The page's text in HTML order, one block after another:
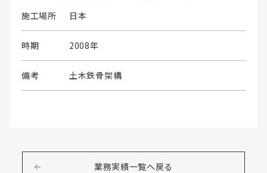
施工場所 日本
時期 2008年
備考 土木鉄骨架構
業務実績一覧へ戻る